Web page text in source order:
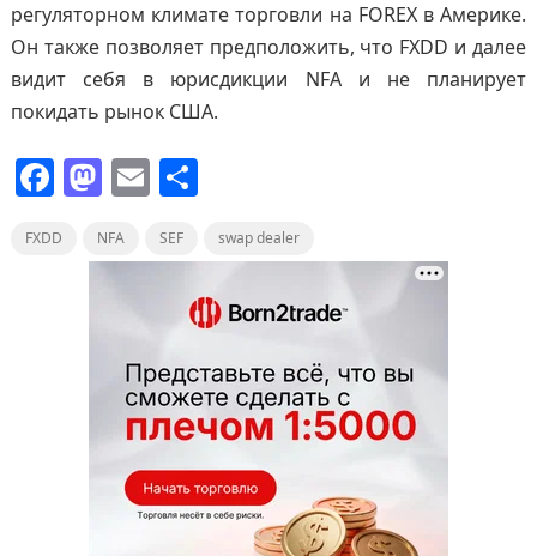
регуляторном климате торговли на FOREX в Америке.
Он также позволяет предположить, что FXDD и далее
видит себя в юрисдикции NFA и не планирует
покидать рынок США.
F
c
M
st
o
n
E
ai
О
п
р
а
в
и
т
ь
FXDD NFA SEF swap dealer